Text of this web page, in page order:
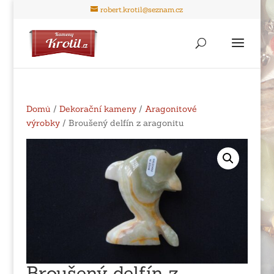
robert.krotil@seznam.cz
Domů / Dekorační kameny/ Aragonitové
výrobky/ Broušený delfín z aragonitu